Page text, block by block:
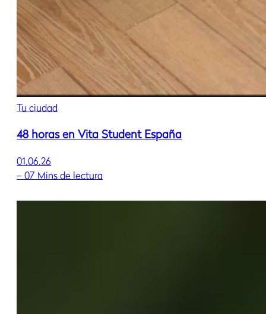
Tu ciudad
48 horas en Vita Student España
01.06.26
–07 Mins de lectura